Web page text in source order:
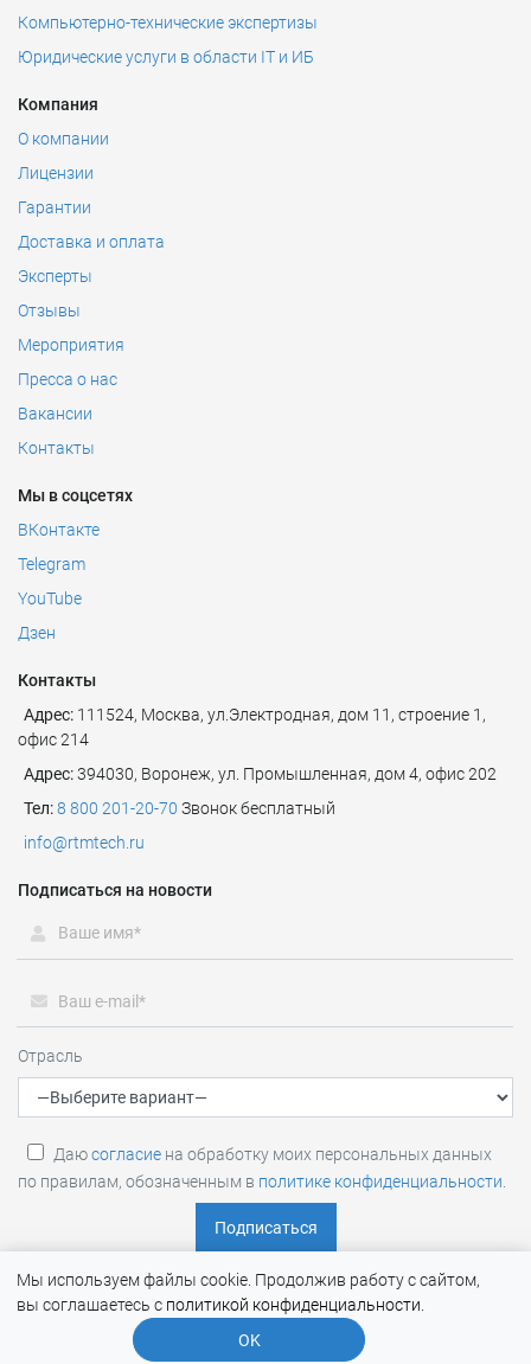
Мы используем файлы cookie. Продолжив работу с сайтом,
вы соглашаетесь с политикой конфиденциальности
OK
Компьютерно-технические экспертизы
Юридические услуги в области IT и ИБ
Компания
О компании
Лицензии
Гарантии
Доставка и оплата
Эксперты
Отзывы
Мероприятия
Пресса о нас
Вакансии
Контакты
Мы в соцсетях
ВКонтакте
Telegram
YouTube
Дзен
Контакты
Адрес: 111524, Москва, ул.Электродная, дом 11, строение 1,
офис 214
Адрес:394030, Воронеж, ул. Промышленная, дом 4, офис 202
Тел:8 800 201-20-70 Звонок бесплатный
info@rtmtech.ru
Подписаться на новости
Отрасль
Даюсогласие на обработку моих персональных данных
по правилам, обозначенным в политике конфиденциальности
RTM Group (RTM TECHNOLOGIES) © 2026 |
Политика обработки
и конфиденциальности персональных данных